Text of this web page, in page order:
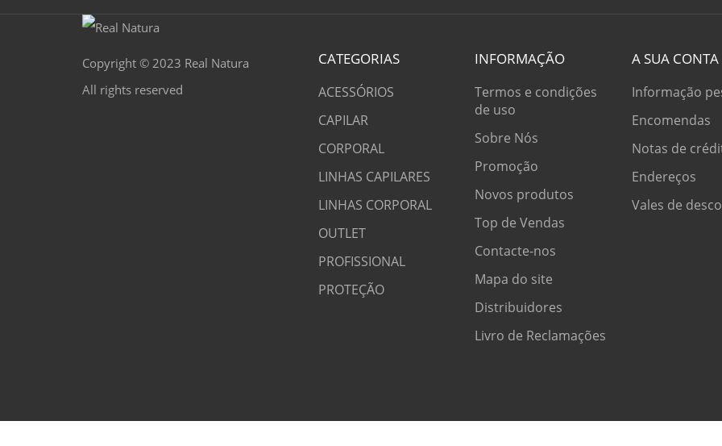
Copyright © 2023 Real Natura
All rights reserved
CATEGORIAS
ACESSÓRIOS
CAPILAR
CORPORAL
LINHAS CAPILARES
LINHAS CORPORAL
OUTLET
PROFISSIONAL
PROTEÇÃO
INFORMAÇÃO
Termos e condições
de uso
Sobre Nós
Promoção
Novos produtos
Top de Vendas
Contacte-nos
Mapa do site
Distribuidores
Livro de Reclamações
A SUA CONTA
Informação
Encomendas
Notas de
Endereços
Vales de